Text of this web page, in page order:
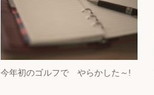
今年初のゴルフで やらかした～!